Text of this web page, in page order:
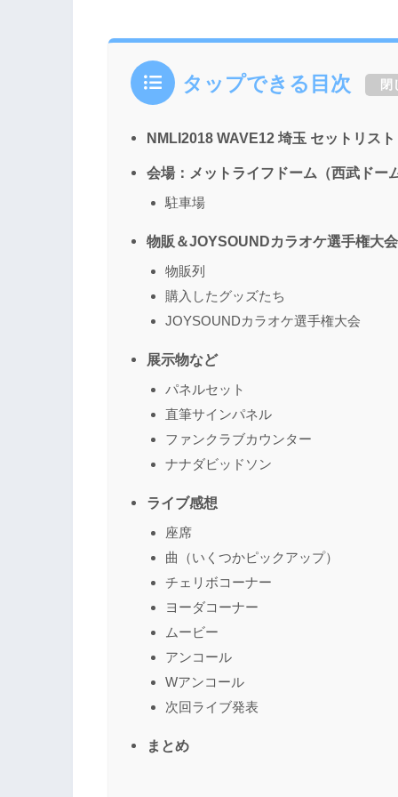
タップできる目次 閉
NMLI2018 WAVE12 埼玉 セットリスト
会場：メットライフドーム（西武ドー
駐車場
物販＆JOYSOUNDカラオケ選手権大会
物販列
購入したグッズたち
JOYSOUNDカラオケ選手権大会
展示物など
パネルセット
直筆サインパネル
ファンクラブカウンター
ナナダビッドソン
ライブ感想
座席
曲（いくつかピックアップ）
チェリボコーナー
ヨーダコーナー
ムービー
アンコール
Wアンコール
次回ライブ発表
まとめ